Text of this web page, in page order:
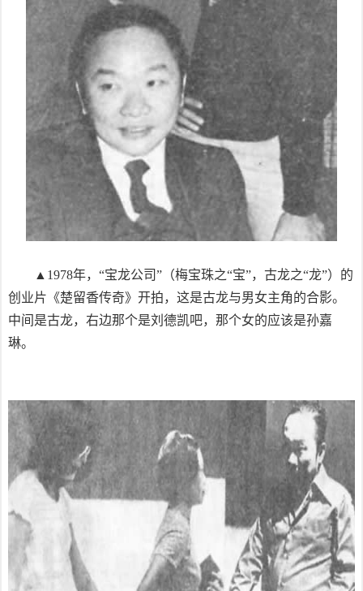
▲1978年，“宝龙公司”（梅宝珠之“宝”，古龙之“龙”）的
创业片《楚留香传奇》开拍，这是古龙与男女主角的合影。
中间是古龙，右边那个是刘德凯吧，那个女的应该是孙嘉
琳。